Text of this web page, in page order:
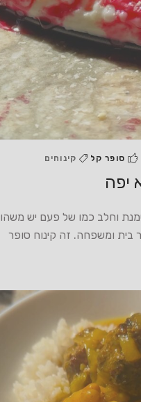
סופר קל קינוחים
יפה
וחלב כמו של פעם יש משהו
בית ומשפחה. זה קינוח סופר